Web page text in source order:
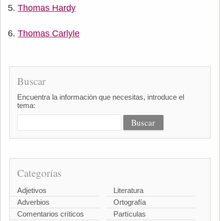
Thomas Hardy
Thomas Carlyle
Buscar
Encuentra la información que necesitas, introduce el
tema:
Categorías
Adjetivos
Adverbios
Comentarios críticos
Literatura
Ortografía
Partículas